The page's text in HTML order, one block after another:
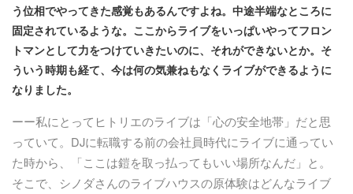
う位相でやってきた感覚もあるんですよね。中途半端なところに
固定されているような。ここからライブをいっぱいやってフロン
トマンとして力をつけていきたいのに、それができないとか。そ
ういう時期も経て、今は何の気兼ねもなくライブができるように
なりました。
ーー私にとってヒトリエのライブは「心の安全地帯」だと思
っていて。DJに転職する前の会社員時代にライブに通ってい
た時から、「ここは鎧を取っ払ってもいい場所なんだ」と。
そこで、シノダさんのライブハウスの原体験はどんなライブ